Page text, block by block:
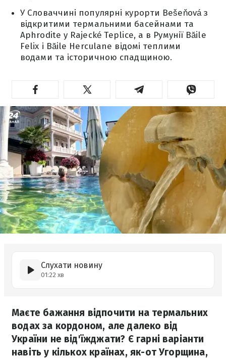
У Словаччині популярні курорти Bešeňová з
відкритими термальними басейнами та
Aphrodite у Rajecké Teplice, а в Румунії Băile
Felix і Băile Herculane відомі теплими
водами та історичною спадщиною.
Слухати новину
01:22 хв
Маєте бажання відпочити на термальних
водах за кордоном, але далеко від
України не від'їжджати? Є гарні варіанти
навіть у кількох країнах, як-от Угорщина,